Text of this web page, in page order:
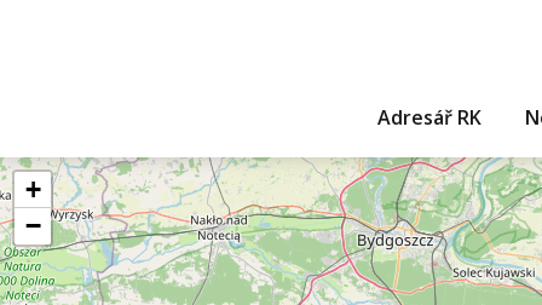
Adresář RK
+
−